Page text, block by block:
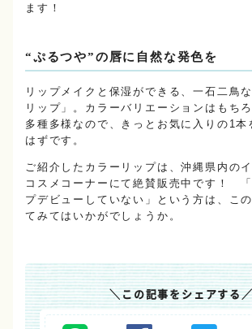
ます！
“ぷるつや”の唇に自然な発色を
リップメイクと保湿ができる、一石二鳥
リップ」。カラーバリエーションはもち
多種多様なので、きっとお気に入りの1本
はずです。
ご紹介したカラーリップは、沖縄県内の
コスメコーナーにて絶賛販売中です！
プデビューしていない」という方は、こ
てみてはいかがでしょうか。
＼この記事をシェアする